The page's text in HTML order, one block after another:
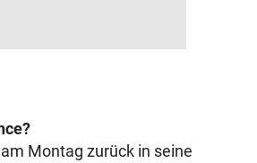
Montag zurück in seine